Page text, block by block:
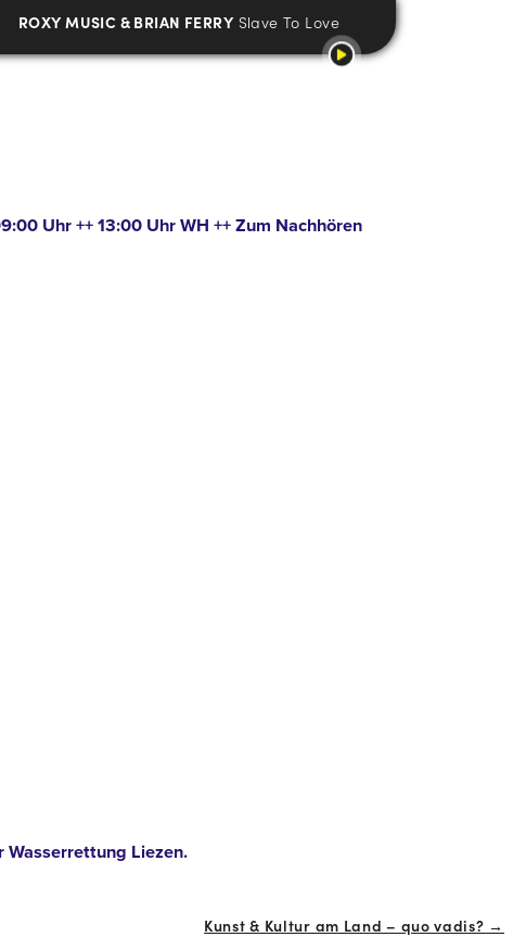
ROXY MUSIC & BRIAN FERRY Slave To Love
Uhr ++ 13:00 Uhr WH ++ Zum Nachhören
Liezen.
Kunst & Kultur am Land – quo vadis? →